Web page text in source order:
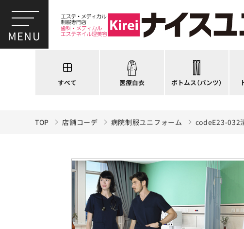
すべて 医療白衣
スクラブ
ドクターコート
医療用ジャケット
ケーシージャケット
ボトムス（パンツ）
パンツ
スカート
キュロット
TOP 店舗コーデ 病院制服ユニフォーム codeE23-032